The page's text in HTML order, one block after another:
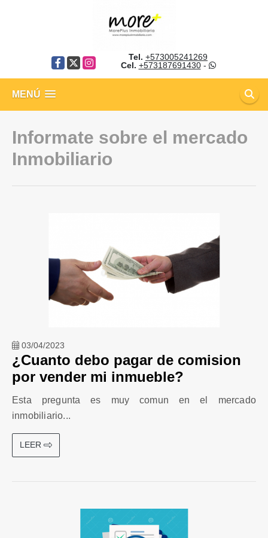
Facebook
X Instagram
Tel. +573005241269
Cel. +573187691430-
MENÚ
Informate sobre el mercado
Inmobiliario
03/04/2023
¿Cuanto debo pagar de comision
por vender mi inmueble?
Esta pregunta es muy comun en el mercado
inmobiliario...
LEER